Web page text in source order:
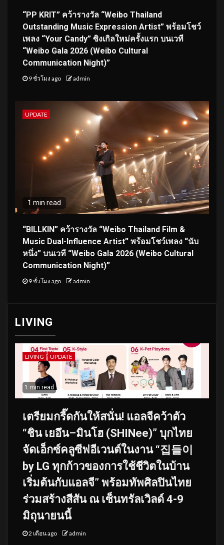
“PP KRIT” คว้ารางวัล “Weibo Thailand
Outstanding Music Expression Artist” พร้อมโชว์
เพลง “Your Candy” ซิงเกิลใหม่ครั้งแรก บนเวที
“Weibo Gala 2026 (Weibo Cultural
Communication Night)”
9 ชั่วโมง ago admin
UPDATE
1 min read
“BILLKIN” คว้ารางวัล “Weibo Thailand Film &
Music Dual-Influence Artist” พร้อมโชว์เพลง “นับ
หนึ่ง” บนเวที “Weibo Gala 2026 (Weibo Cultural
Communication Night)”
9 ชั่วโมง ago admin
LIVING
LIVING UPDATE
1 min read
เตรียมกรี๊ดกันให้สนั่น! แอลจีคว้าตัว
“ชิน เยอึน–มินโฮ (SHINee)” บุกไทย
จัดเอ็กซ์คลูซีฟอีเวนต์ในงาน “집들이
by LG ทุกก้าวของการใช้ชีวิตในบ้าน
เริ่มต้นกับแอลจี” พร้อมทัพศิลปินไทย
ร่วมสร้างสีสัน ณ เซ็นทรัลเวิลด์ 4-9
มิถุนายนนี้
2 เดือน ago admin